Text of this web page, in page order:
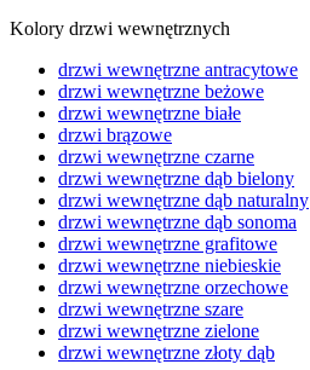
Kolory drzwi wewnętrznych
drzwi wewnętrzne antracytowe
drzwi wewnętrzne beżowe
drzwi wewnętrzne białe
drzwi brązowe
drzwi wewnętrzne czarne
drzwi wewnętrzne dąb bielony
drzwi wewnętrzne dąb naturalny
drzwi wewnętrzne dąb sonoma
drzwi wewnętrzne grafitowe
drzwi wewnętrzne niebieskie
drzwi wewnętrzne orzechowe
drzwi wewnętrzne szare
drzwi wewnętrzne zielone
drzwi wewnętrzne złoty dąb